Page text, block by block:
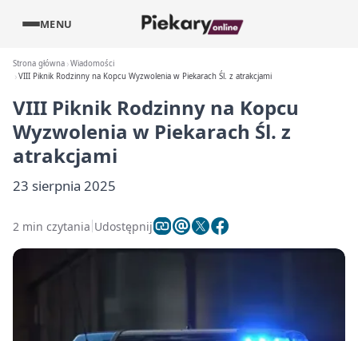
MENU
Strona główna Wiadomości
VIII Piknik Rodzinny na Kopcu Wyzwolenia w Piekarach Śl. z atrakcjami
VIII Piknik Rodzinny na Kopcu
Wyzwolenia w Piekarach Śl. z
atrakcjami
23 sierpnia 2025
2 min czytania Udostępnij